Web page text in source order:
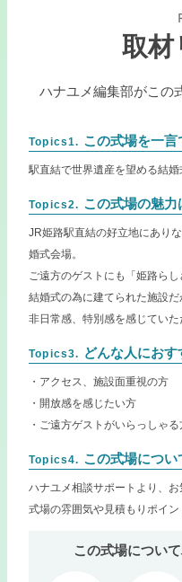
取材
ハナユメ編集部がこの
Topics1. この式場を一言
駅直結で世界遺産を望める結婚
Topics2. この式場の魅力
JR姫路駅直結の好立地にあり
婚式会場。
ご遠方のゲストにも「姫路らし
結婚式の為に建てられた施設だ
非日常感、特別感を感じていた
Topics3. どんな人におす
・アクセス、施設面重視の方
・開放感を感じたい方
・ご遠方ゲストがいらっしゃる
Topics4. この式場につ
ハナユメ相談サポートより、お
式場の雰囲気や見積もりポイン
この式場につい